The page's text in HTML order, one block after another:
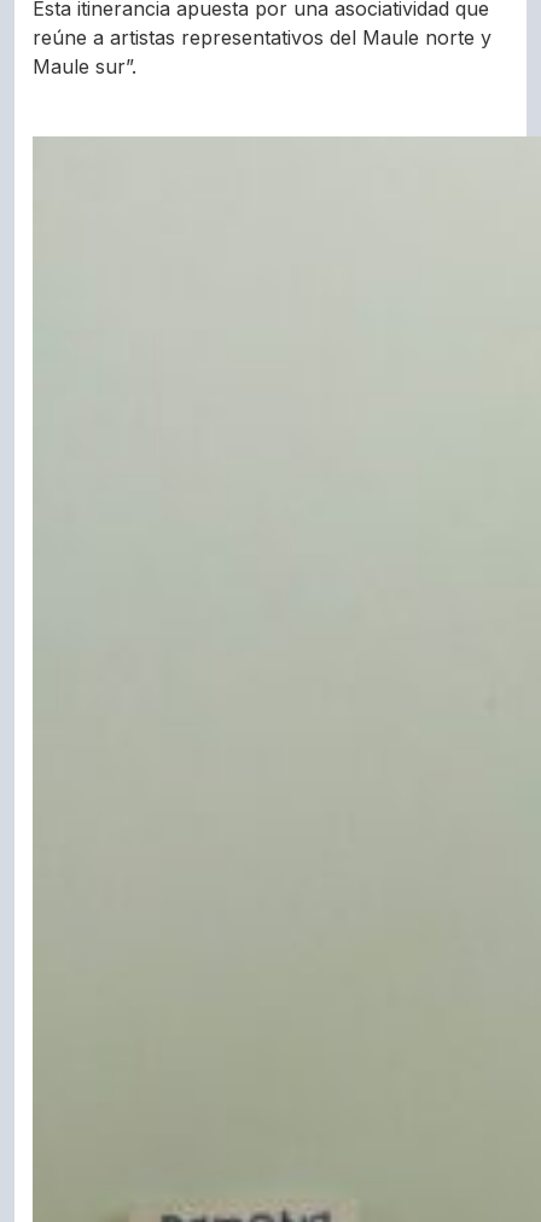
Esta itinerancia apuesta por una asociatividad que
reúne a artistas representativos del Maule norte y
Maule sur”.